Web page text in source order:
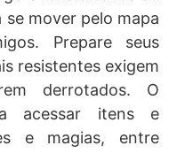
mover pelo mapa
Prepare seus
resistentes exigem
derrotados. O
acessar itens e
e magias, entre